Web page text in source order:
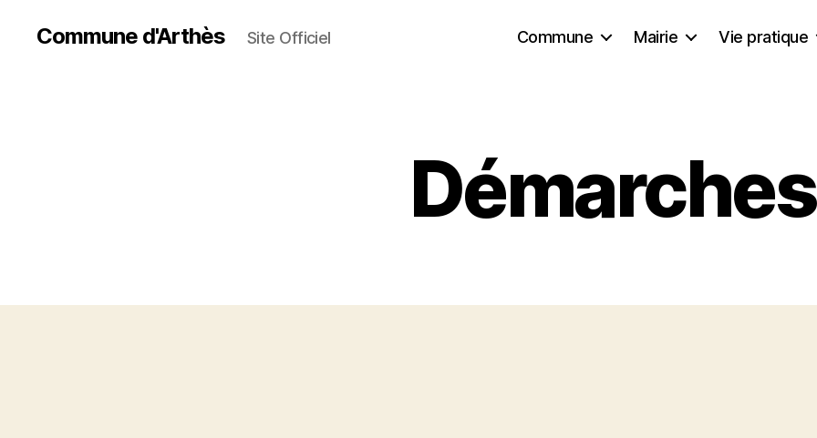
Commune d'Arthès Site Officiel Commune Mairie Vie pratique
Démarches